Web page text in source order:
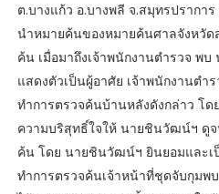
ต.บางแก้ว อ.บางพลี จ.สมุทรปรากา
นำหมายค้นของหมายค้นศาลจังหวัด
ค้น เมื่อมาถึงเจ้าพนักงานตำรวจ พ
แสดงตัวเป็นผู้อาศัย เจ้าพนักงานตำ
ทำการตรวจค้นบ้านหลังดังกล่าว โ
ความบริสุทธิ์ใจให้ นายชินวัฒน์ฯ ดูจ
ค้น โดย นายชินวัฒน์ฯ ยินยอมและ
ทำการตรวจค้นเจ้าหน้าที่ชุดจับกุมพ